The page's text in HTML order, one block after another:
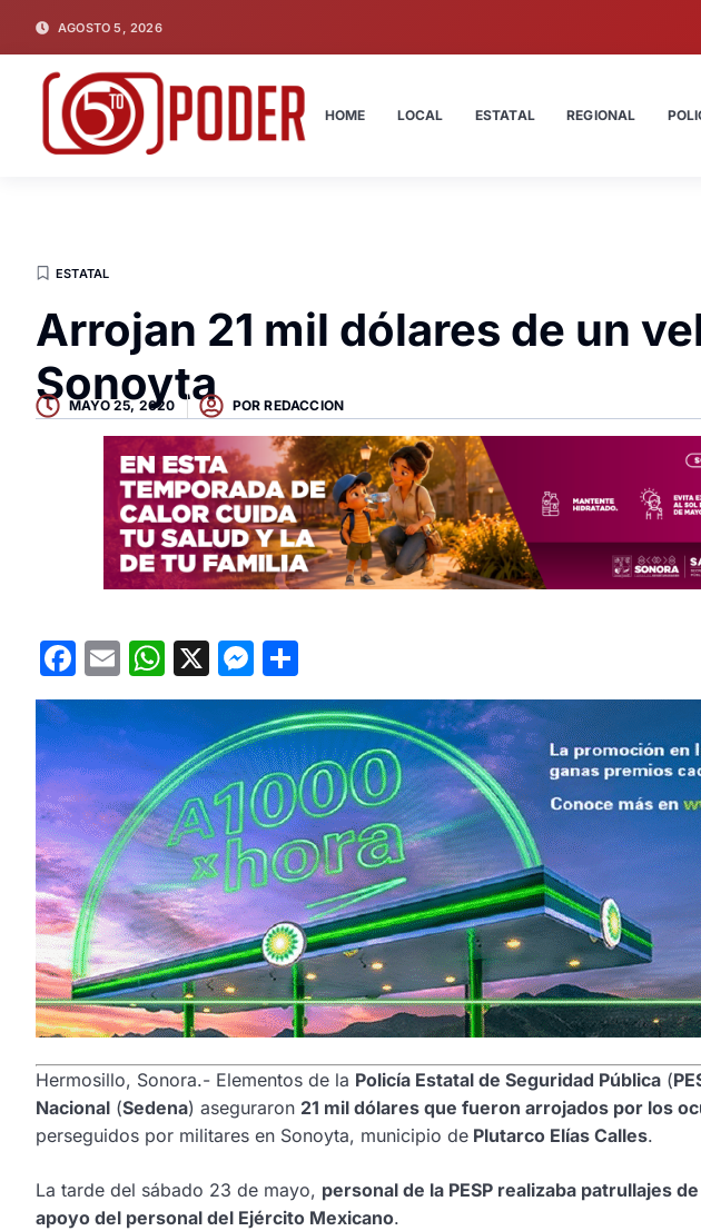
AGOSTO 5, 2026
HOME LOCAL ESTATAL REGIONAL
ESTATAL
Arrojan 21 mil dólares de un
Sonoyta
MAYO 25, 2020 POR REDACCION
Facebook
EmailWhatsApp
X Messenger
Hermosillo, Sonora.- Elementos de la Policía Estatal de Seguridad Pública (
Nacional (Sedena) aseguraron 21 mil dólares que fueron arrojados por los
perseguidos por militares en Sonoyta, municipio de Plutarco Elías Calles.
La tarde del sábado 23 de mayo, personal de la PESP realizaba patrullajes
apoyo del personal del Ejército Mexicano.